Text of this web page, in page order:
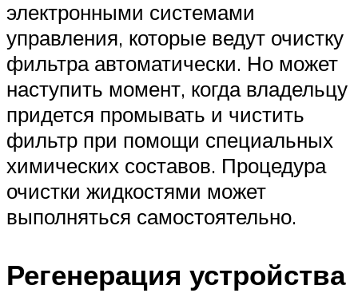
электронными системами
управления, которые ведут очистку
фильтра автоматически. Но может
наступить момент, когда владельцу
придется промывать и чистить
фильтр при помощи специальных
химических составов. Процедура
очистки жидкостями может
выполняться самостоятельно.
Регенерация устройства